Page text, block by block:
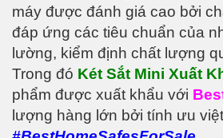
máy được đánh giá cao bởi
đáp ứng các tiêu chuẩn của
lường, kiểm định chất lượng
Trong đó Két Sắt Mini Xuất
phẩm được xuất khẩu với
lượng hàng lớn bởi tính ưu